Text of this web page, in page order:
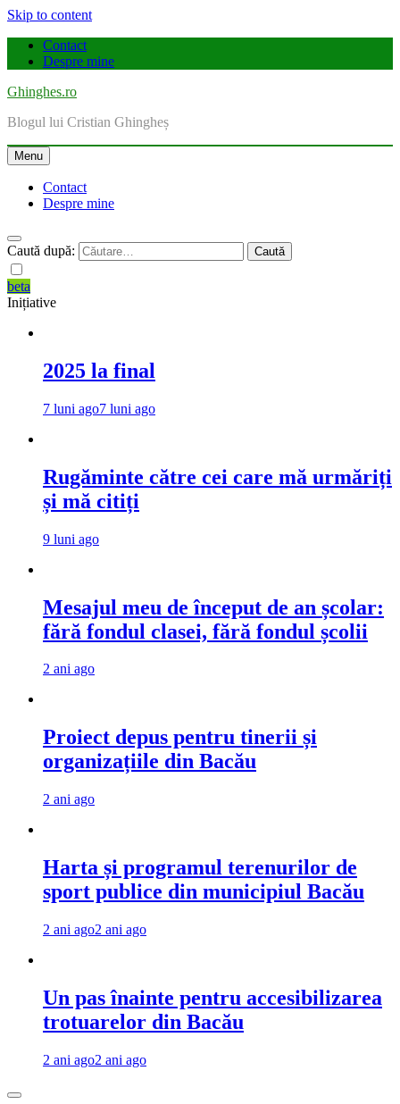
Skip to content
Contact
Despre mine
Ghinghes.ro
Blogul lui Cristian Ghingheș
Menu
Contact
Despre mine
Caută după:
beta
Inițiative
2025 la final
7 luni ago7 luni ago
Rugăminte către cei care mă urmăriți
și mă citiți
9 luni ago
Mesajul meu de început de an școlar:
fără fondul clasei, fără fondul școlii
2 ani ago
Proiect depus pentru tinerii și
organizațiile din Bacău
2 ani ago
Harta și programul terenurilor de
sport publice din municipiul Bacău
2 ani ago2 ani ago
Un pas înainte pentru accesibilizarea
trotuarelor din Bacău
2 ani ago2 ani ago